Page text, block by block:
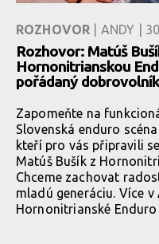
ROZHOVOR | ANDY |
Rozhovor: Matúš
Hornonitrianskou
pořádaný
Zapomeňte na
Slovenská enduro
kteří pro vás připravili
Matúš Bušík z
Chceme zachovat
mladú generáciu. Více
Hornonitrianské Enduro